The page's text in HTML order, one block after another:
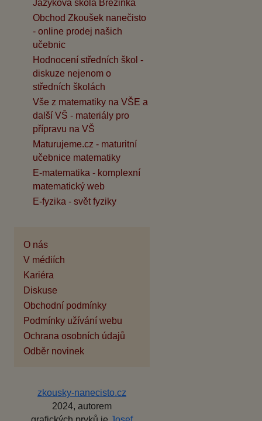
Jazyková škola Březinka
Obchod Zkoušek nanečisto
- online prodej našich
učebnic
Hodnocení středních škol -
diskuze nejenom o
středních školách
Vše z matematiky na VŠE a
další VŠ - materiály pro
přípravu na VŠ
Maturujeme.cz - maturitní
učebnice matematiky
E-matematika - komplexní
matematický web
E-fyzika - svět fyziky
O nás
V médiích
Kariéra
Diskuse
Obchodní podmínky
Podmínky užívání webu
Ochrana osobních údajů
Odběr novinek
zkousky-nanecisto.cz
2024, autorem